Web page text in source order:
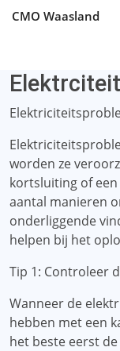
CMO Waasland
worden ze
kortsluiting of
aantal manieren
onderliggende
helpen bij het
Tip 1: Controleer
Wanneer de
hebben met een
het beste eerst